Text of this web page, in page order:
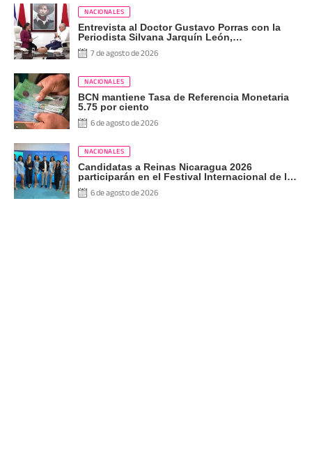
NACIONALES
Entrevista al Doctor Gustavo Porras con la
Periodista Silvana Jarquín León,
Corresponsal de RT en Nicaragua
7 de agosto de 2026
NACIONALES
BCN mantiene Tasa de Referencia Monetaria
5.75 por ciento
6 de agosto de 2026
NACIONALES
Candidatas a Reinas Nicaragua 2026
participarán en el Festival Internacional de las
Artes, Cultura y Gastronomía
6 de agosto de 2026